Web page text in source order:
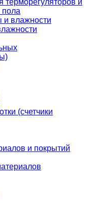
пола
и влажности
(счетчики
и покрытий